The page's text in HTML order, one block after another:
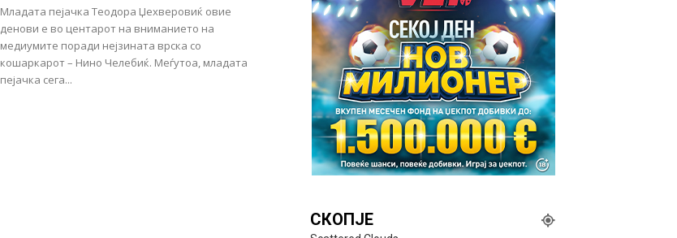
Младата пејачка Теодора Џехверовиќ овие
денови е во центарот на вниманието на
медиумите поради нејзината врска со
кошаркарот – Нино Челебиќ. Меѓутоа, младата
пејачка сега...
СКОПЈЕ